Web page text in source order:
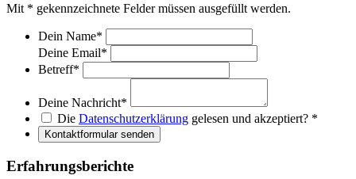
Mit * gekennzeichnete Felder müssen ausgefüllt werden.
Dein Name*
Deine Email*
Betreff*
Deine Nachricht*
Die Datenschutzerklärung gelesen und akzeptiert? *
Kontaktformular senden
Erfahrungsberichte